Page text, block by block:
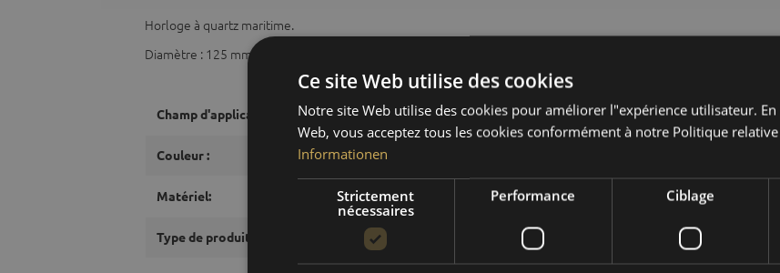
Horloge à quartz maritime.
Diamètre : 125 mm.
Champ d'application: à l'intérieur
Couleur :
Matériel: laiton
Type de produit:
Ce site Web utilise des cookies
Notre site Web utilise des cookies pour améliorer l"expérience utilisateur.
Web, vous acceptez tous les cookies conformément à notre Politique
Informationen
Strictement
nécessaires
Performance Ciblage